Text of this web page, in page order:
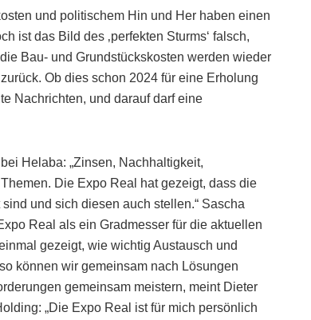
und politischem Hin und Her haben einen
ist das Bild des ‚perfekten Sturms‘ falsch,
Bau- und Grundstückskosten werden wieder
Ob dies schon 2024 für eine Erholung
Nachrichten, und darauf darf eine
Helaba: „Zinsen, Nachhaltigkeit,
Die Expo Real hat gezeigt, dass die
und sich diesen auch stellen.“ Sascha
Real als ein Gradmesser für die aktuellen
gezeigt, wie wichtig Austausch und
können wir gemeinsam nach Lösungen
gemeinsam meistern, meint Dieter
„Die Expo Real ist für mich persönlich